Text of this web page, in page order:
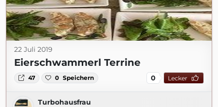
22 Juli 2019
Eierschwammerl Terrine
47 0 Speichern 0 Lecker
Turbohausfrau